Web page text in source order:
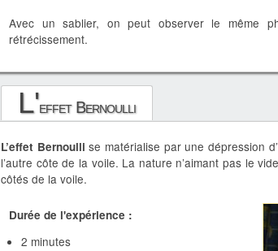
Avec un sablier, on peut observer le même
rétrécissement.
L'effet Bernoulli
L’effet Bernoullise matérialise par une dépression
l’autre côte de la voile. La nature n’aimant pas le
côtés de la voile.
Durée de l'expérience :
2 minutes